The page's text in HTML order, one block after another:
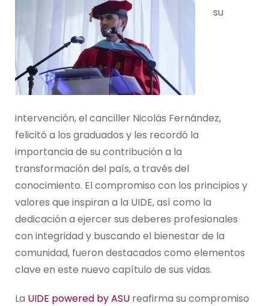
su
intervención, el canciller Nicolás Fernández,
felicitó a los graduados y les recordó la
importancia de su contribución a la
transformación del país, a través del
conocimiento. El compromiso con los principios y
valores que inspiran a la UIDE, así como la
dedicación a ejercer sus deberes profesionales
con integridad y buscando el bienestar de la
comunidad, fueron destacados como elementos
clave en este nuevo capítulo de sus vidas.
La UIDE powered by ASU reafirma su compromiso